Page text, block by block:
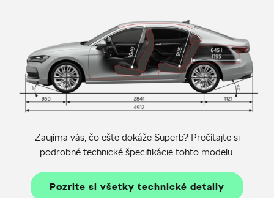
Zaujíma vás, čo ešte dokáže Superb? Prečítajte si
podrobné technické špecifikácie tohto modelu.
Pozrite si všetky technické detaily